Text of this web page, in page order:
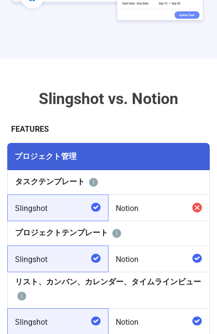
Slingshot vs. Notion
FEATURES
プロジェクト管理
タスクテンプレート
Slingshot Notion
プロジェクトテンプレート
Slingshot Notion
リスト、カンバン、カレンダー、タイムラインビュー
Slingshot Notion